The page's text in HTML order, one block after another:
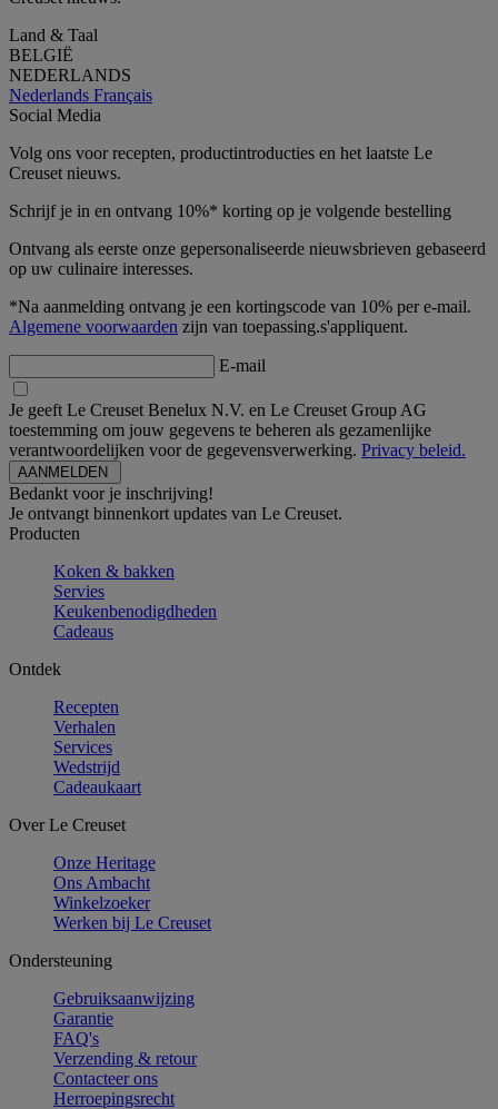
Land & Taal
BELGIË
NEDERLANDS
Nederlands Français
Social Media
Volg ons voor recepten, productintroducties en het laatste Le
Creuset nieuws.
Schrijf je in en ontvang 10%* korting op je volgende bestelling
Ontvang als eerste onze gepersonaliseerde nieuwsbrieven gebaseerd
op uw culinaire interesses.
*Na aanmelding ontvang je een kortingscode van 10% per e-mail.
Algemene voorwaarden zijn van toepassing.s'appliquent.
E-mail
Je geeft Le Creuset Benelux N.V. en Le Creuset Group AG
toestemming om jouw gegevens te beheren als gezamenlijke
verantwoordelijken voor de gegevensverwerking. Privacy beleid.
Bedankt voor je inschrijving!
Je ontvangt binnenkort updates van Le Creuset.
Producten
Koken & bakken
Servies
Keukenbenodigdheden
Cadeaus
Ontdek
Recepten
Verhalen
Services
Wedstrijd
Cadeaukaart
Over Le Creuset
Onze Heritage
Ons Ambacht
Winkelzoeker
Werken bij Le Creuset
Ondersteuning
Gebruiksaanwijzing
Garantie
FAQ's
Verzending & retour
Contacteer ons
Herroepingsrecht